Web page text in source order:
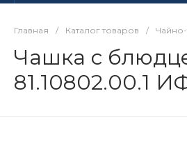
Главная / Каталог товаров /
Чашка с
81.10802.00.1